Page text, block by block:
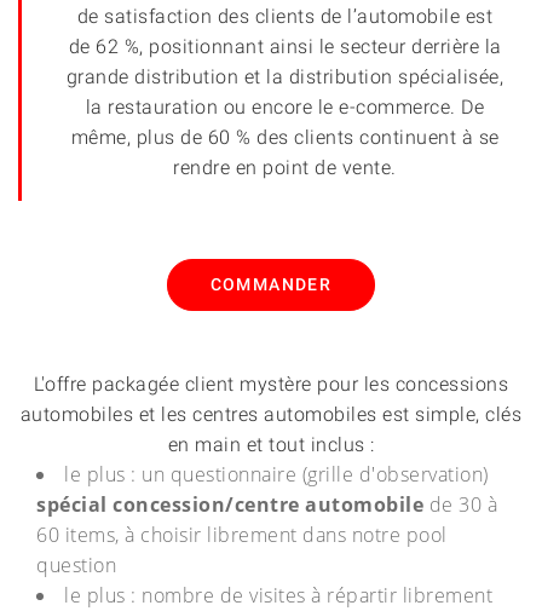
de satisfaction des clients de l’automobile est
de 62 %, positionnant ainsi le secteur derrière la
grande distribution et la distribution spécialisée,
la restauration ou encore le e-commerce. De
même, plus de 60 % des clients continuent à se
rendre en point de vente.
COMMANDER
L'offre packagée client mystère pour les concessions
automobiles et les centres automobiles est simple, clés
en main et tout inclus :
le plus : un questionnaire (grille d'observation)
spécial concession/centre automobile de 30 à
60 items, à choisir librement dans notre pool
question
le plus : nombre de visites à répartir librement